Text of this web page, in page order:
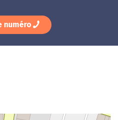
numéro